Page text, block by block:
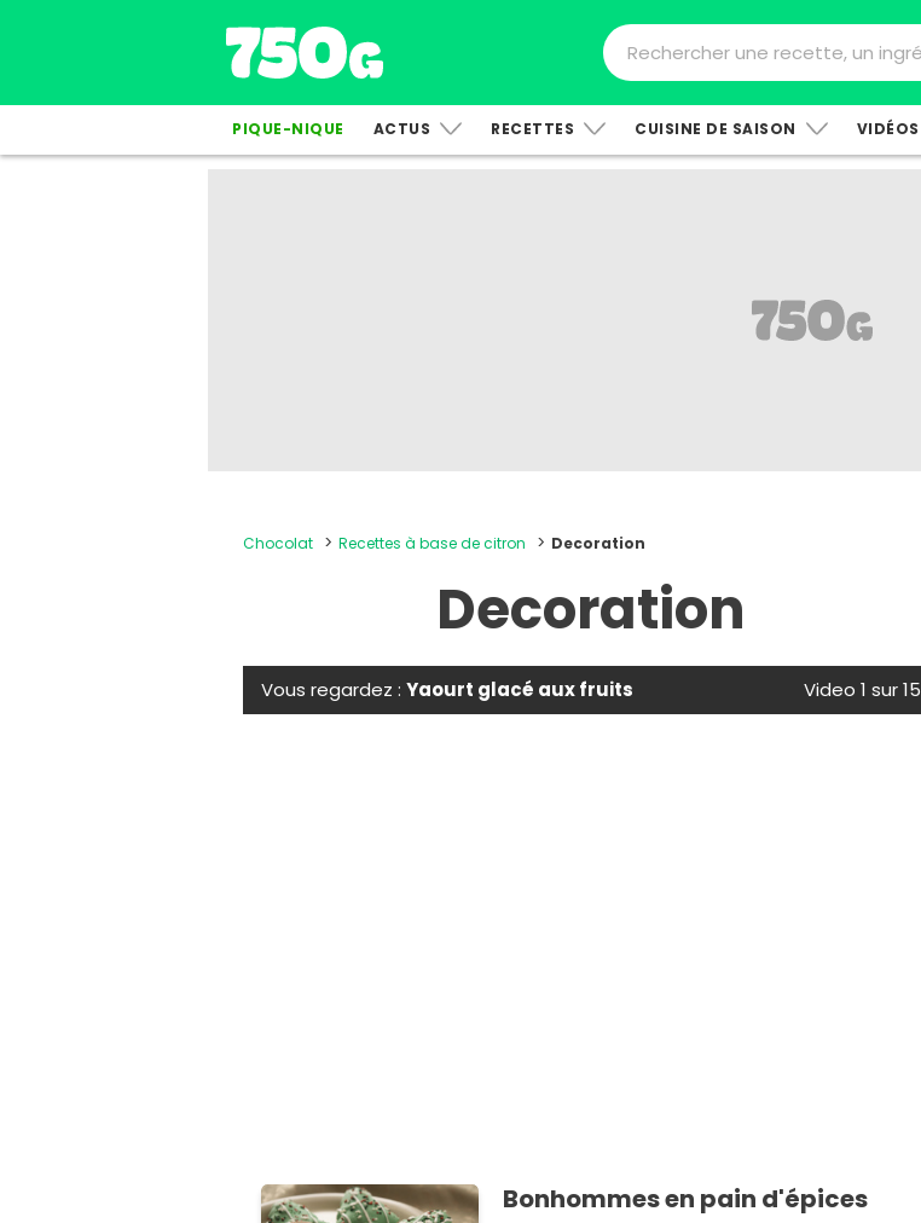
PIQUE-NIQUE ACTUS RECETTES CUISINE DE SAISON VIDÉOS
Chocolat Recettes à base de citron Decoration
Decoration
Vous regardez : Yaourt glacé aux fruits Video 1 sur 15
Bonhommes en pain d'épices